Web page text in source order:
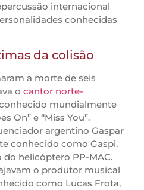
internacional
conhecidas
da colisão
a morte de seis
o cantor norte-
mundialmente
On” e “Miss You”.
argentino Gaspar
conhecido como Gaspi.
helicóptero PP-MAC.
o produtor musical
como Lucas Frota,